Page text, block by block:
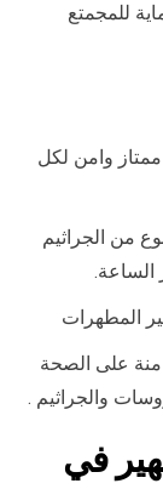
للمجمتع
وامن لكل
من الجراثيم
الساعة.
المطهرات
على الصحة
والجراثيم .
في